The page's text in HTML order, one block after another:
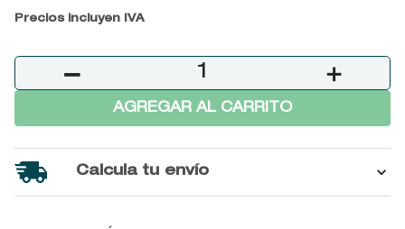
Precios incluyen IVA
＋
－
AGREGAR AL CARRITO
Calcula tu envío